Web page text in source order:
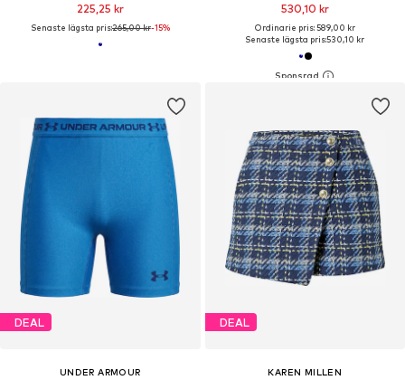
225,25 kr
Senaste lägsta pris:265,00 kr-15%
530,10 kr
Ordinarie pris: 589,00 kr
Senaste lägsta pris:530,10 kr
DEAL
UNDER ARMOUR
DEAL
KAREN MILLEN